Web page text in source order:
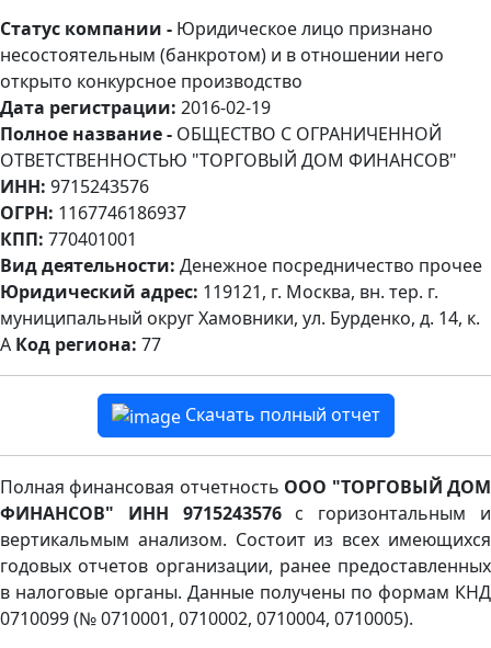
Статус компании - Юридическое лицо признано
несостоятельным (банкротом) и в отношении него
открыто конкурсное производство
Дата регистрации: 2016-02-19
Полное название - ОБЩЕСТВО С ОГРАНИЧЕННОЙ
ОТВЕТСТВЕННОСТЬЮ "ТОРГОВЫЙ ДОМ ФИНАНСОВ"
ИНН: 9715243576
ОГРН: 1167746186937
КПП: 770401001
Вид деятельности: Денежное посредничество прочее
Юридический адрес: 119121, г. Москва, вн. тер. г.
муниципальный округ Хамовники, ул. Бурденко, д. 14, к.
А Код региона: 77
Скачать полный отчет
Полная финансовая отчетность ООО "ТОРГОВЫЙ ДОМ
ФИНАНСОВ" ИНН 9715243576с горизонтальным и
вертикальмым анализом. Состоит из всех имеющихся
годовых отчетов организации, ранее предоставленных
в налоговые органы. Данные получены по формам КНД
0710099 (№ 0710001, 0710002, 0710004, 0710005).